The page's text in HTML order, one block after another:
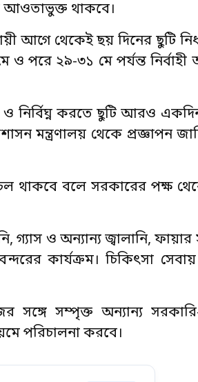
আওতাভুক্ত থাকবে।
আগে থেকেই ছয় দিনের ছুটি
পরে ২৯-৩১ মে পর্যন্ত নির্বাহী
নির্বিঘ্ন করতে ছুটি আরও
মন্ত্রণালয় থেকে প্রজ্ঞাপন
থাকবে বলে সরকারের পক্ষ
গ্যাস ও অন্যান্য জ্বালানি, ফায়ার
কার্যক্রম। চিকিৎসা
সঙ্গে সম্পৃক্ত অন্যান্য
পরিচালনা করবে।